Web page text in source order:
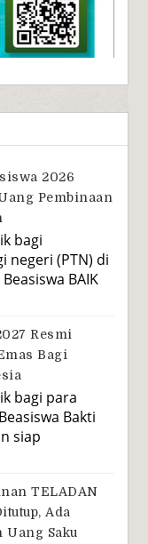
2026
Pembinaan
bagi
negeri (PTN) di
BAIK
Resmi
Bagi
bagi para
Bakti
siap
TELADAN
Ada
Uang Saku